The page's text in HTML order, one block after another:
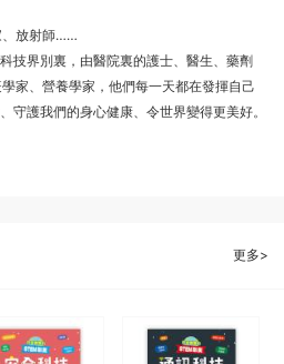
、放射師……
技界別裏，由醫院裏的護士、醫生、藥劑
家、營養學家，他們每一天都在發揮自己
守護我們的身心健康、令世界變得更美好。
更多>